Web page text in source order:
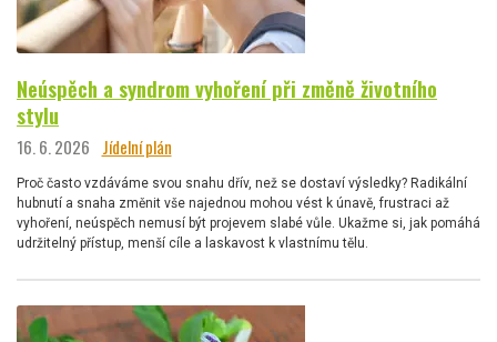
Neúspěch a syndrom vyhoření při změně životního
stylu
16. 6. 2026 Jídelní plán
Proč často vzdáváme svou snahu dřív, než se dostaví výsledky? Radikální
hubnutí a snaha změnit vše najednou mohou vést k únavě, frustraci až
vyhoření, neúspěch nemusí být projevem slabé vůle. Ukažme si, jak pomáhá
udržitelný přístup, menší cíle a laskavost k vlastnímu tělu.